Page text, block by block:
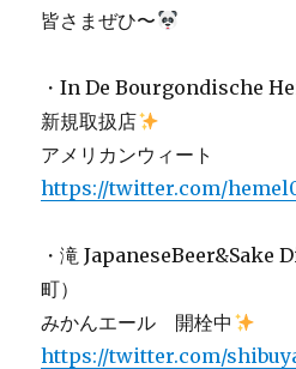
皆さまぜひ〜
・In De Bourgondische
新規取扱店
アメリカンウィート
https://twitter.com/
・滝 JapaneseBeer&Sake
町）
みかんエール 開栓中
https://twitter.com/